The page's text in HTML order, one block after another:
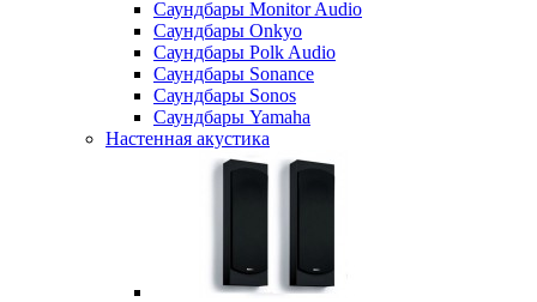
Саундбары Monitor Audio
Саундбары Onkyo
Саундбары Polk Audio
Саундбары Sonance
Саундбары Sonos
Саундбары Yamaha
Настенная акустика